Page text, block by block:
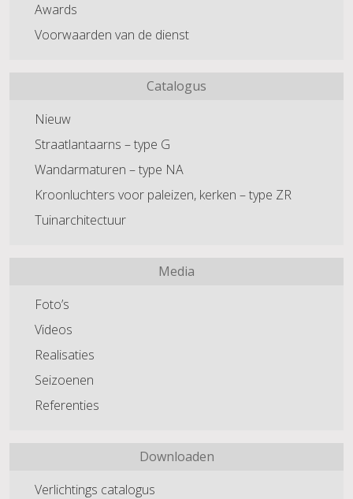
Awards
Voorwaarden van de dienst
Catalogus
Nieuw
Straatlantaarns – type G
Wandarmaturen – type NA
Kroonluchters voor paleizen, kerken – type ZR
Tuinarchitectuur
Media
Foto’s
Videos
Realisaties
Seizoenen
Referenties
Downloaden
Verlichtings catalogus